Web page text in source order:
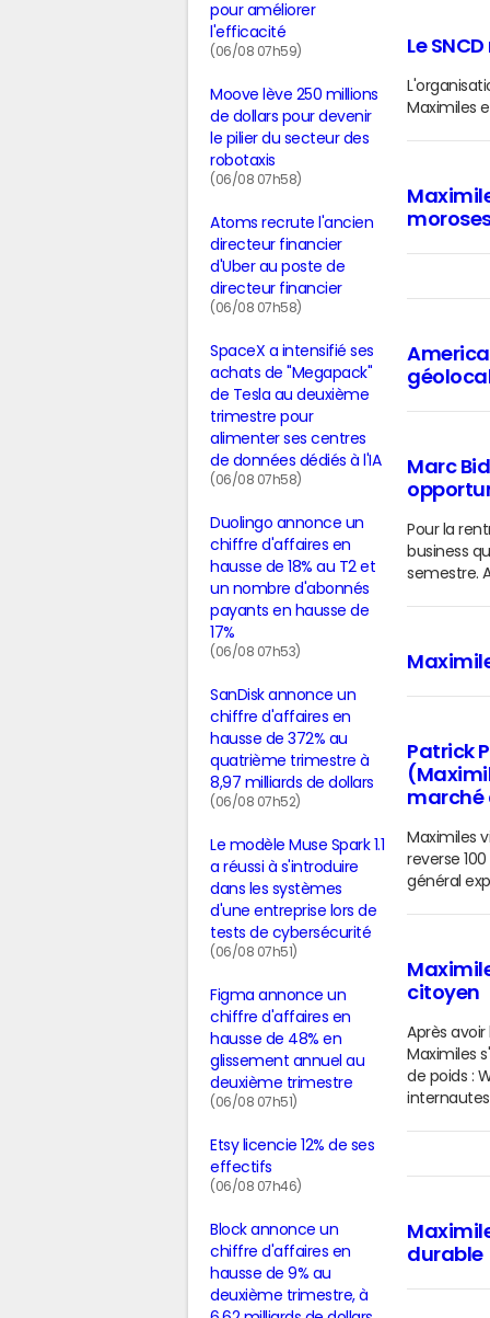
pour améliorer
l'efficacité
(06/08 07h59)
Moove lève 250 millions
de dollars pour devenir
le pilier du secteur des
robotaxis
(06/08 07h58)
Atoms recrute l'ancien
directeur financier
d'Uber au poste de
directeur financier
(06/08 07h58)
SpaceX a intensifié ses
achats de "Megapack"
de Tesla au deuxième
trimestre pour
alimenter ses centres
de données dédiés à l'IA
(06/08 07h58)
Duolingo annonce un
chiffre d'affaires en
hausse de 18% au T2 et
un nombre d'abonnés
payants en hausse de
17%
(06/08 07h53)
SanDisk annonce un
chiffre d'affaires en
hausse de 372% au
quatrième trimestre à
8,97 milliards de dollars
(06/08 07h52)
Le modèle Muse Spark 1.1
a réussi à s'introduire
dans les systèmes
d'une entreprise lors de
tests de cybersécurité
(06/08 07h51)
Figma annonce un
chiffre d'affaires en
hausse de 48% en
glissement annuel au
deuxième trimestre
(06/08 07h51)
Etsy licencie 12% de ses
effectifs
(06/08 07h46)
Block annonce un
chiffre d'affaires en
hausse de 9% au
deuxième trimestre, à
Le
Maximiles
Marc
Pour la
business
semestre.
Patrick
marché
Maximiles
reverse
général
citoyen
Après
Maximiles
de poids :
durable